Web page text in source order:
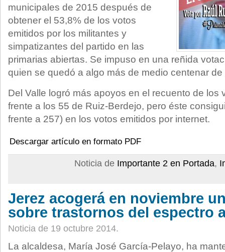
municipales de 2015 después de
obtener el 53,8% de los votos
emitidos por los militantes y
simpatizantes del partido en las
primarias abiertas. Se impuso en una reñida
quien se quedó a algo más de medio centenar de
Del Valle logró más apoyos en el recuento de los
frente a los 55 de Ruiz-Berdejo, pero éste
frente a 257) en los votos emitidos por internet.
Descargar artículo en formato PDF
Noticia de Importante 2 en Portada,
Jerez acogerá en noviembre
sobre trastornos del espectro
Noticia de 19 octubre 2014.
La alcaldesa, María José García-Pelayo, ha